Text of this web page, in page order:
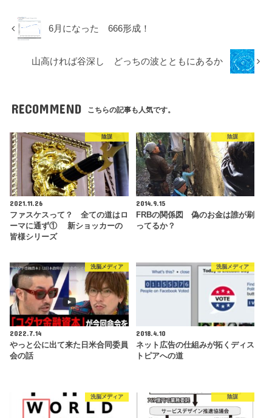
6月になった 666形成！
山高ければ谷深し どっちの波とともにあるか
RECOMMEND こちらの記事も人気です。
陰謀
2021.11.26
ファスケスって？ 全ての道はロ
ーマに通ず① 新ショッカーの
皆様シリーズ
陰謀
2014.9.15
FRBの関係図 偽のお金は誰が刷
ってるか？
洗脳メディア
2022.7.14
やっと公に出て来た日米合同委員
会の話
洗脳メディア
2018.4.10
ネット広告の仕組みが拓くディス
トピアへの道
洗脳メディア 陰謀